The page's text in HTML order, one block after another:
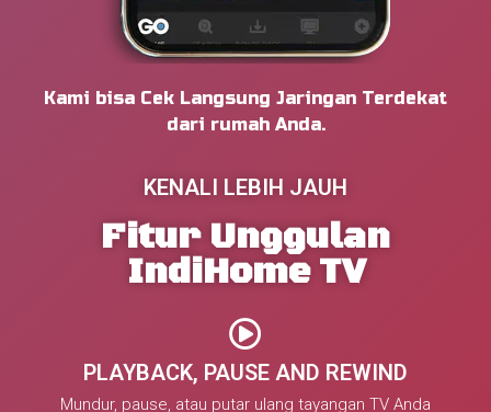
Kami bisa Cek Langsung Jaringan Terdekat
dari rumah Anda.
KENALI LEBIH JAUH
Fitur Unggulan
IndiHome TV
PLAYBACK, PAUSE AND REWIND
Mundur, pause, atau putar ulang tayangan TV Anda